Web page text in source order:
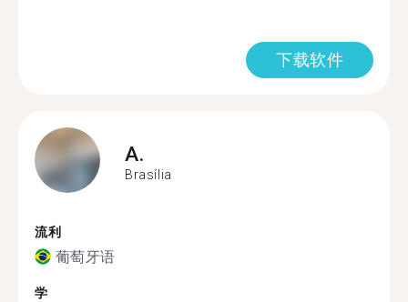
下载软件
A.
Brasília
流利
葡萄牙语
学